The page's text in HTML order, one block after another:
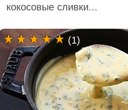
кокосовые сливки...
(1)